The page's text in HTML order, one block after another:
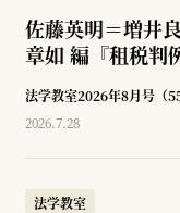
佐藤英明＝増井
章如 編『租税判
法学教室2026年8月号（
2026.7.28
法学教室